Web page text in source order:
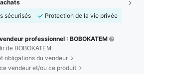
sécurisés
Protection de la vie privée
professionnel : BOBOKATEM
de BOBOKATEM
obligations du vendeur
vendeur et/ou ce produit